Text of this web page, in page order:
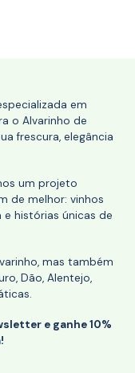
em
o Alvarinho de
frescura, elegância
um projeto
de melhor: vinhos
histórias únicas de
mas também
Dão, Alentejo,
e ganhe 10%